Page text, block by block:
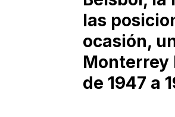
las
ocasión,
Monterrey
de 1947 a